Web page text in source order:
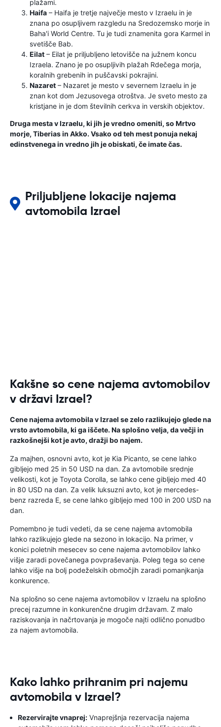
plažami.
Haifa – Haifa je tretje največje mesto v Izraelu in je
znana po osupljivem razgledu na Sredozemsko morje in
Baha'i World Centre. Tu je tudi znamenita gora Karmel in
svetišče Bab.
Eilat – Eilat je priljubljeno letovišče na južnem koncu
Izraela. Znano je po osupljivih plažah Rdečega morja,
koralnih grebenih in puščavski pokrajini.
Nazaret – Nazaret je mesto v severnem Izraelu in je
znan kot dom Jezusovega otroštva. Je sveto mesto za
kristjane in je dom številnih cerkva in verskih objektov.
Druga mesta v Izraelu, ki jih je vredno omeniti, so Mrtvo
morje, Tiberias in Akko. Vsako od teh mest ponuja nekaj
edinstvenega in vredno jih je obiskati, če imate čas.
Priljubljene lokacije najema
avtomobila Izrael
Kakšne so cene najema avtomobilov
v državi Izrael?
Cene najema avtomobila v Izrael se zelo razlikujejo glede na
vrsto avtomobila, ki ga iščete. Na splošno velja, da večji in
razkošnejši kot je avto, dražji bo najem.
Za majhen, osnovni avto, kot je Kia Picanto, se cene lahko
gibljejo med 25 in 50 USD na dan. Za avtomobile srednje
velikosti, kot je Toyota Corolla, se lahko cene gibljejo med 40
in 80 USD na dan. Za velik luksuzni avto, kot je mercedes-
benz razreda E, se cene lahko gibljejo med 100 in 200 USD na
dan.
Pomembno je tudi vedeti, da se cene najema avtomobila
lahko razlikujejo glede na sezono in lokacijo. Na primer, v
konici poletnih mesecev so cene najema avtomobilov lahko
višje zaradi povečanega povpraševanja. Poleg tega so cene
lahko višje na bolj podeželskih območjih zaradi pomanjkanja
konkurence.
Na splošno so cene najema avtomobilov v Izraelu na splošno
precej razumne in konkurenčne drugim državam. Z malo
raziskovanja in načrtovanja je mogoče najti odlično ponudbo
za najem avtomobila.
Kako lahko prihranim pri najemu
avtomobila v Izrael?
Rezervirajte vnaprej: Vnaprejšnja rezervacija najema